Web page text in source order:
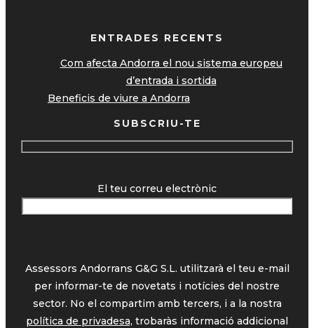
ENTRADES RECENTS
Com afecta Andorra el nou sistema europeu
d’entrada i sortida
Beneficis de viure a Andorra
SUBSCRIU-TE
El teu correu electrònic
Assessors Andorrans G&G S.L. utilitzarà el teu e-mail
per informar-te de novetats i notícies del nostre
sector. No el compartim amb tercers, i a la nostra
política de privadesa, trobaràs informació addicional